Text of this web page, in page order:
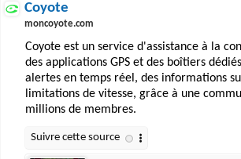
Coyote
moncoyote.com
Coyote est un service d'assistance à la
des applications GPS et des boîtiers
alertes en temps réel, des informations
limitations de vitesse, grâce à une
millions de membres.